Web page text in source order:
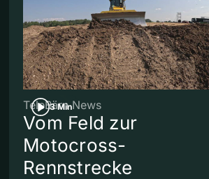
3 Min
TeleBärn News
Vom Feld zur
Motocross-
Rennstrecke